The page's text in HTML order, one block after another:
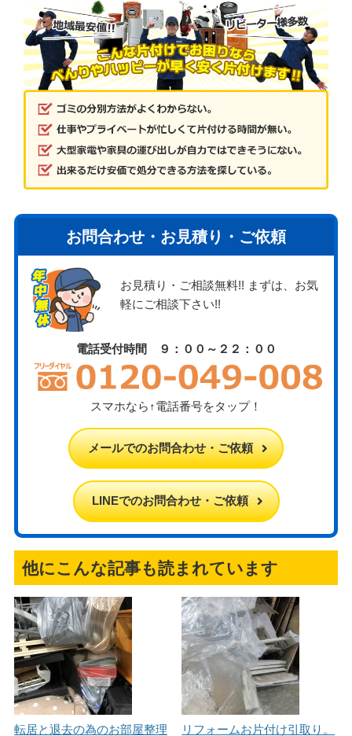
お問合わせ・お見積り・ご依頼
お見積り・ご相談無料!! まずは、お気
軽にご相談下さい!!
電話受付時間 ９：００～２２：００
スマホなら↑電話番号をタップ！
メールでのお問合わせ・ご依頼
LINEでのお問合わせ・ご依頼
他にこんな記事も読まれています
転居と退去の為のお部屋整理 リフォームお片付け引取り。